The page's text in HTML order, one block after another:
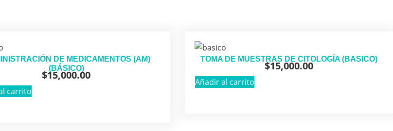
DE MEDICAMENTOS (AM)
(BÁSICO)
$15,000.00
carrito
TOMA DE MUESTRAS DE CITOLOGÍA (BASICO)
$15,000.00
Añadir al carrito